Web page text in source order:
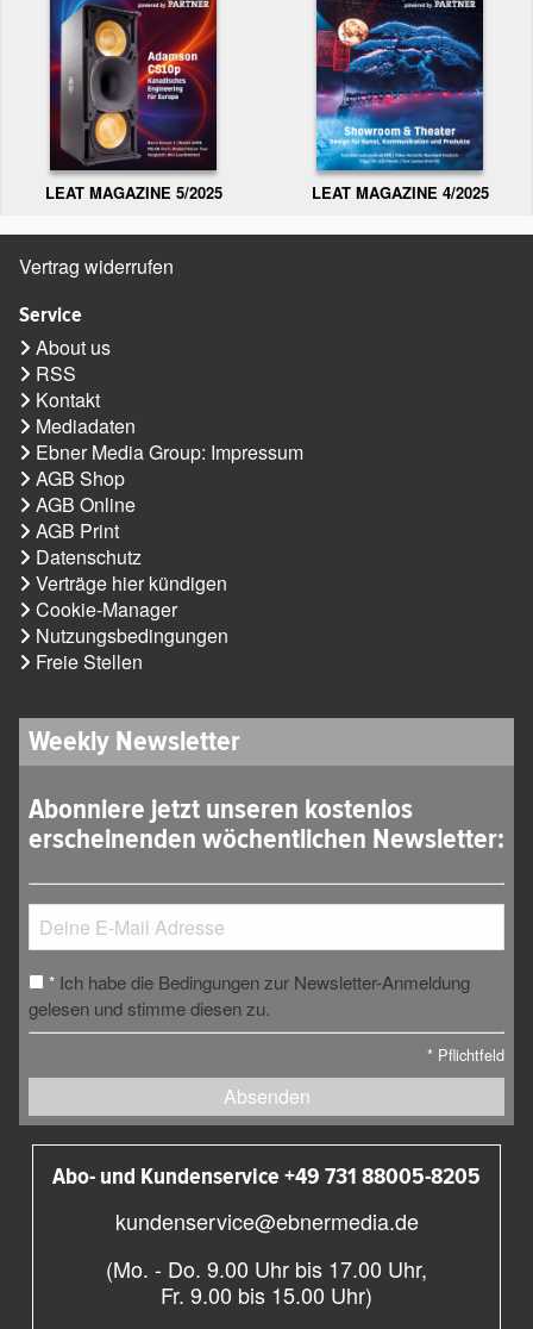
LEAT MAGAZINE 5/2025 LEAT MAGAZINE 4/2025
Vertrag widerrufen
Service
About us
RSS
Kontakt
Mediadaten
Ebner Media Group: Impressum
AGB Shop
AGB Online
AGB Print
Datenschutz
Verträge hier kündigen
Cookie-Manager
Nutzungsbedingungen
Freie Stellen
Weekly Newsletter
Abonniere jetzt unseren kostenlos
erscheinenden wöchentlichen Newsletter:
* Ich habe die Bedingungen zur Newsletter-Anmeldung
gelesen und stimme diesen zu.
* Pflichtfeld
Absenden
Abo- und Kundenservice +49 731 88005-8205
kundenservice@ebnermedia.de
(Mo. - Do. 9.00 Uhr bis 17.00 Uhr,
Fr. 9.00 bis 15.00 Uhr)